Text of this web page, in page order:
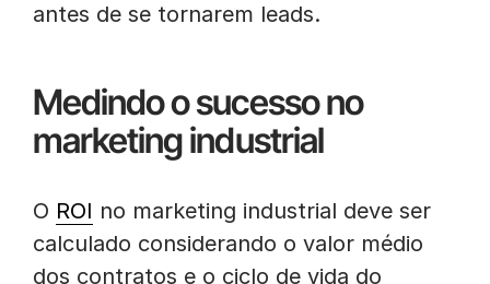
antes de se tornarem leads.
Medindo o sucesso no
marketing industrial
O ROI no marketing industrial deve ser
calculado considerando o valor médio
dos contratos e o ciclo de vida do